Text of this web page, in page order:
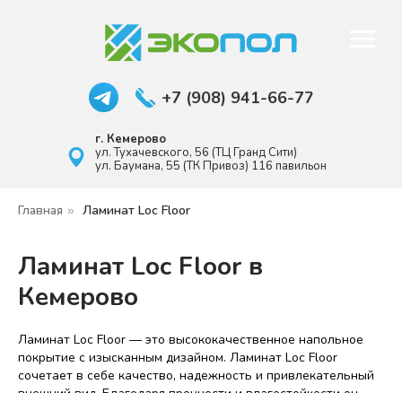
+7 (908) 941-66-77
г. Кемерово
ул. Тухачевского, 56 (ТЦ Гранд Сити)
ул. Баумана, 55 (ТК Привоз) ​116 павильон
Главная » Ламинат Loc Floor
Ламинат Loc Floor в
Кемерово
Ламинат Loc Floor — это высококачественное напольное
покрытие с изысканным дизайном. Ламинат Loc Floor
сочетает в себе качество, надежность и привлекательный